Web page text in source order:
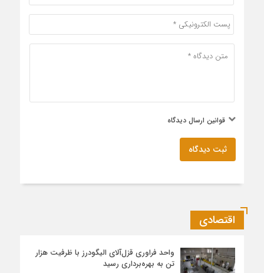
قوانین ارسال دیدگاه
ثبت دیدگاه
اقتصادی
واحد فراوری قزل‌آلای الیگودرز با ظرفیت هزار
تن به بهره‌برداری رسید